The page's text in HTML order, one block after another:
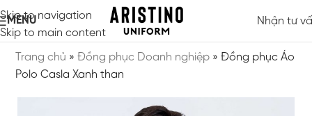
Skip to navigation
Skip to main content
MENU Nhận tư
Trang chủ »Đồng phục Doanh nghiệp »Đồng phục Áo
Polo Casla Xanh than